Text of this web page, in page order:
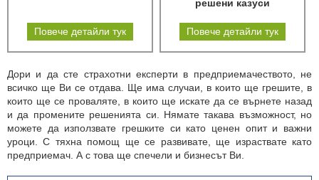
Повече детайли тук
решени казуси
Повече детайли тук
Дори и да сте страхотни експерти в предприемачеството, не
всичко ще Ви се отдава. Ще има случаи, в които ще грешите, в
които ще се проваляте, в които ще искате да се върнете назад
и да промените решенията си. Нямате такава възможност, но
можете да използвате грешките си като ценен опит и важни
уроци. С тяхна помощ ще се развивате, ще израствате като
предприемач. А с това ще спечели и бизнесът Ви.